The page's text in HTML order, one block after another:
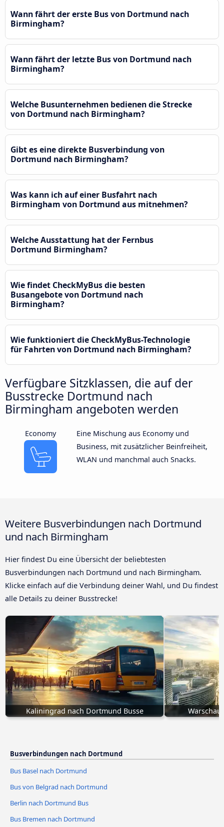
Wann fährt der erste Bus von Dortmund nach
Birmingham?
Wann fährt der letzte Bus von Dortmund nach
Birmingham?
Welche Busunternehmen bedienen die Strecke
von Dortmund nach Birmingham?
Gibt es eine direkte Busverbindung von
Dortmund nach Birmingham?
Was kann ich auf einer Busfahrt nach
Birmingham von Dortmund aus mitnehmen?
Welche Ausstattung hat der Fernbus
Dortmund Birmingham?
Wie findet CheckMyBus die besten
Busangebote von Dortmund nach
Birmingham?
Wie funktioniert die CheckMyBus-Technologie
für Fahrten von Dortmund nach Birmingham?
Verfügbare Sitzklassen, die auf der
Busstrecke Dortmund nach
Birmingham angeboten werden
Economy
Eine Mischung aus Economy und
Business, mit zusätzlicher Beinfreiheit,
WLAN und manchmal auch Snacks.
Weitere Busverbindungen nach Dortmund
und nach Birmingham
Hier findest Du eine Übersicht der beliebtesten
Busverbindungen nach Dortmund und nach Birmingham.
Klicke einfach auf die Verbindung deiner Wahl, und Du findest
alle Details zu deiner Busstrecke!
Kaliningrad nach Dortmund Busse
Busverbindungen nach Dortmund
Bus Basel nach Dortmund
Bus von Belgrad nach Dortmund
Berlin nach Dortmund Bus
Bus Bremen nach Dortmund